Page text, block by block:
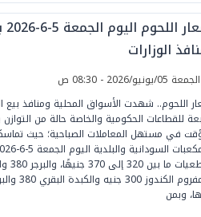
الوزارات
الجمعة 05/يونيو/2026 - 08:30 ص
اللحوم.. شهدت الأسواق المحلية ومنافذ بيع
للقطاعات الحكومية والخاصة حالة من
في مستهل المعاملات الصباحية؛ حيث
وبمن